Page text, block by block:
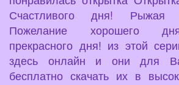
Счастливого дня! Рыжая
Пожелание хорошего
прекрасного дня! из этой
здесь онлайн и они для
бесплатно скачать их в